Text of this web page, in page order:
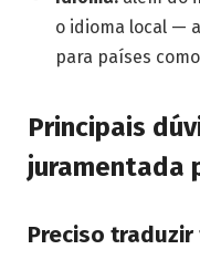
o idioma local —
para países
Principais
juramentada
Preciso